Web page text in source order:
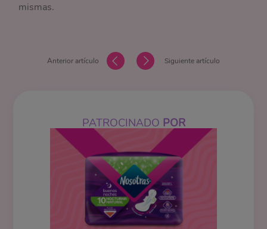
mismas.
Anterior artículo Siguiente artículo
PATROCINADO POR